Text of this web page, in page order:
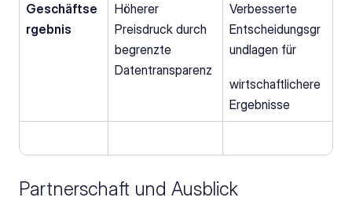
Geschäftse
rgebnis
Höherer
Preisdruck durch
begrenzte
Datentransparenz
Verbesserte
Entscheidungsgr
undlagen für
wirtschaftlichere
Ergebnisse
Partnerschaft und Ausblick